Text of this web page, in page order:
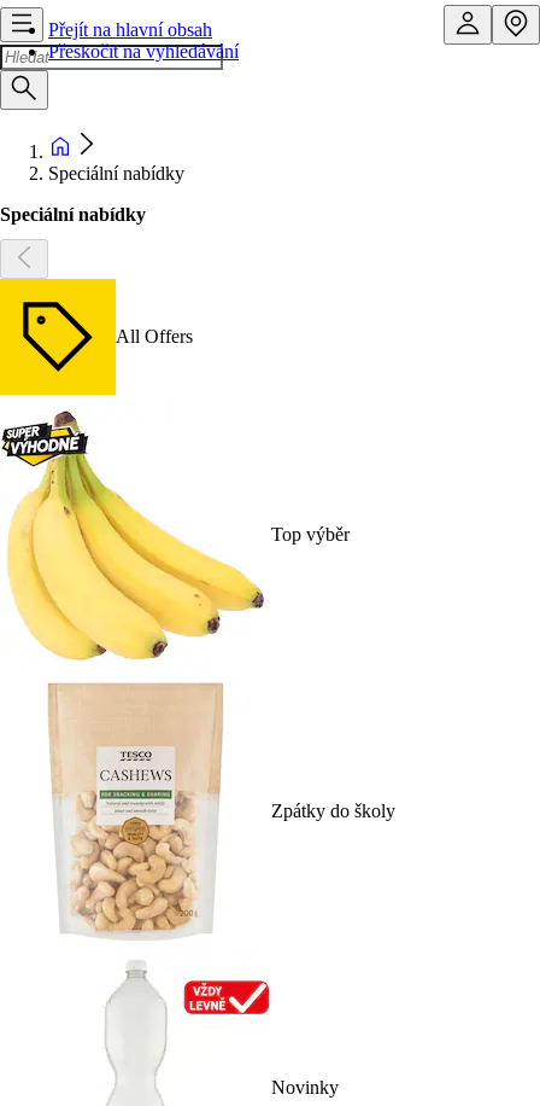
Přejít na hlavní obsah
Přeskočit na vyhledávání
Speciální nabídky
Speciální nabídky
All Offers
Top výběr
Zpátky do školy
Novinky